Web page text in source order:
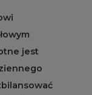
jest